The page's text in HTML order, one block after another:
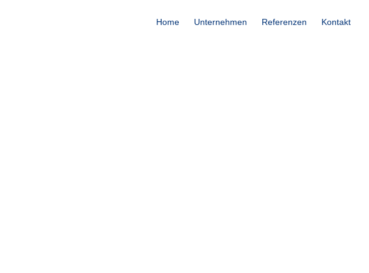
Home Unternehmen Referenzen Kontakt